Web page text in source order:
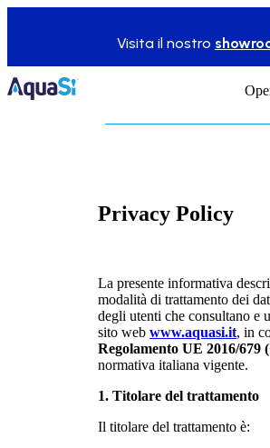
Visita il nostro
Privacy Policy
La presente informativa
modalità di trattamento dei
degli utenti che consultano e
sito web www.aquasi.it, in
Regolamento UE 2016/679
normativa italiana vigente.
1. Titolare del trattamento
Il titolare del trattamento è: